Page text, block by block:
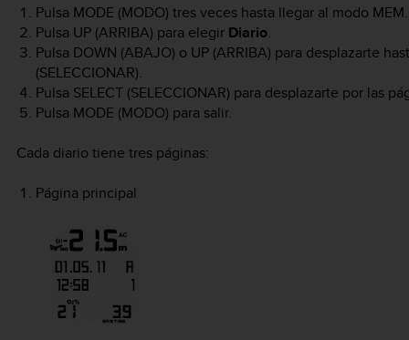
Pulsa MODE (MODO) tres veces hasta llegar al modo MEM.
Pulsa UP(ARRIBA) para elegir Diario.
Pulsa DOWN (ABAJO) o UP(ARRIBA) para desplazarte
(SELECCIONAR).
Pulsa SELECT(SELECCIONAR) para desplazarte por las
Pulsa MODE (MODO) para salir.
Cada diario tiene tres páginas:
Página principal